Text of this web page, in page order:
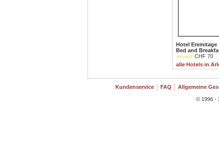
Hotel Eremitage
Bed and
CHF 70
alle Hotels in
Kundenservice FAQ Allgemeine
© 1996 -